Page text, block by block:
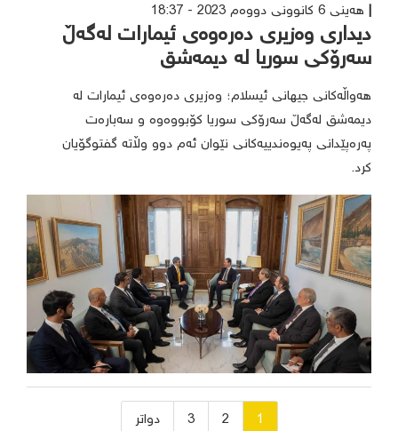
هەینی 6 کانوونی دووەم 2023 - 18:37
دیداری وەزیری دەرەوەی ئیمارات لەگەڵ
سەرۆکی سوریا لە دیمەشق
هەواڵەکانی جیهانی ئیسلام؛ وەزیری دەرەوەی ئیمارات لە
دیمەشق لەگەڵ سەرۆکی سوریا کۆبووەوە و سەبارەت
پەرەپێدانی پەیوەندییەکانی نێوان ئەم دوو وڵاتە گفتوگۆیان
کرد.
1
2
3 دواتر